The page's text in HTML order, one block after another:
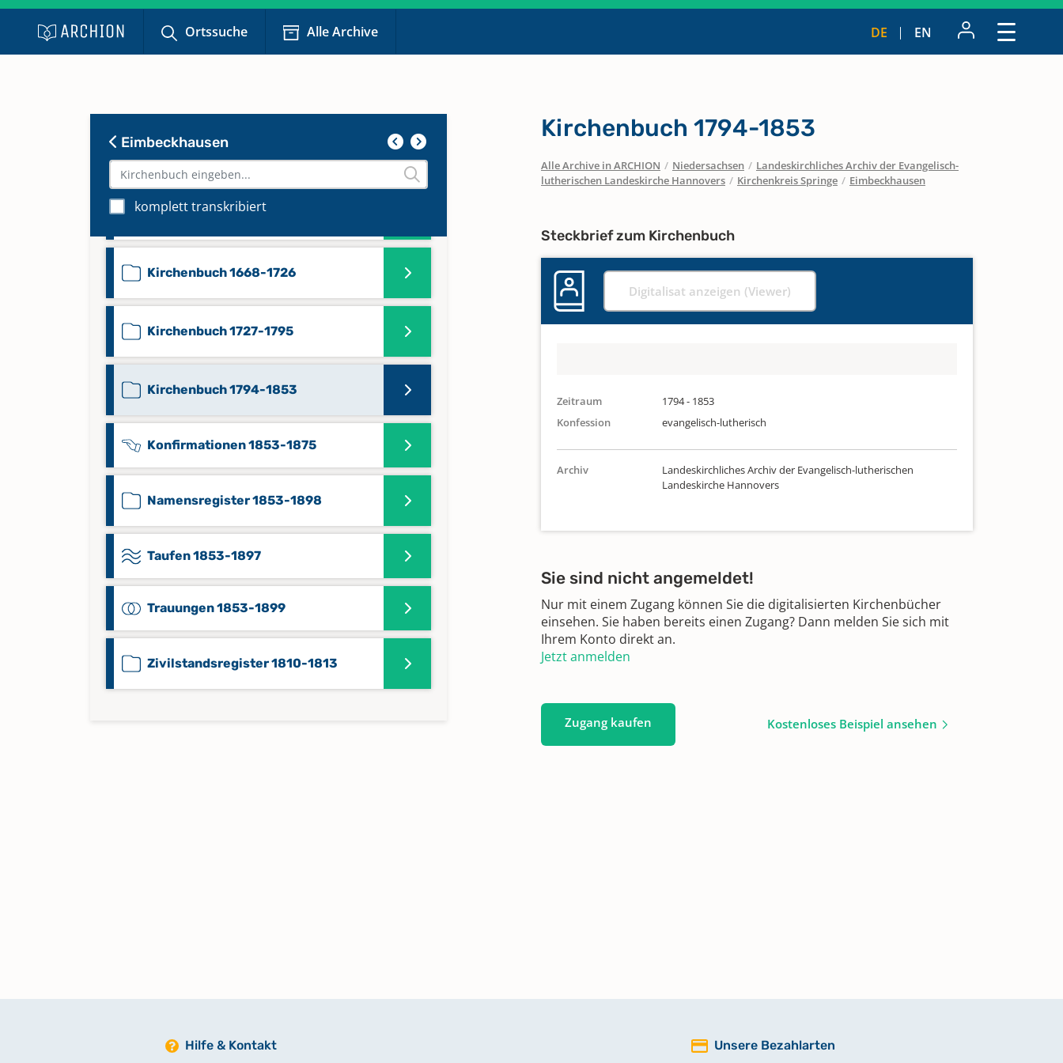
Ortssuche Alle Archive DE EN
Eimbeckhausen
komplett transkribiert
Beerdigungen 1853-1900
Kirchenbuch 1611-1660
Kirchenbuch 1668-1726
Kirchenbuch 1727-1795
Kirchenbuch 1794-1853
Konfirmationen 1853-1875
Namensregister 1853-1898
Taufen 1853-1897
Trauungen 1853-1899
Zivilstandsregister 1810-1813
Kirchenbuch 1794-1853
Alle Archive in ARCHION / Niedersachsen / Landeskirchliches Archiv der Evangelisch-
lutherischen Landeskirche Hannovers / Kirchenkreis Springe / Eimbeckhausen
Steckbrief zum Kirchenbuch
Digitalisat anzeigen (Viewer)
Zeitraum
1794 - 1853
Konfession
evangelisch-lutherisch
Archiv
Landeskirchliches Archiv der Evangelisch-lutherischen
Landeskirche Hannovers
Sie sind nicht angemeldet!
Nur mit einem Zugang können Sie die digitalisierten Kirchenbücher
einsehen. Sie haben bereits einen Zugang? Dann melden Sie sich mit
Ihrem Konto direkt an.
Jetzt anmelden
Zugang kaufen Kostenloses Beispiel ansehen
Hilfe & Kontakt Unsere Bezahlarten